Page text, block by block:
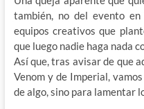
también, no del evento
equipos creativos que
que luego nadie haga nada
Así que, tras avisar de que
Venom y de Imperial,
de algo, sino para lamentar